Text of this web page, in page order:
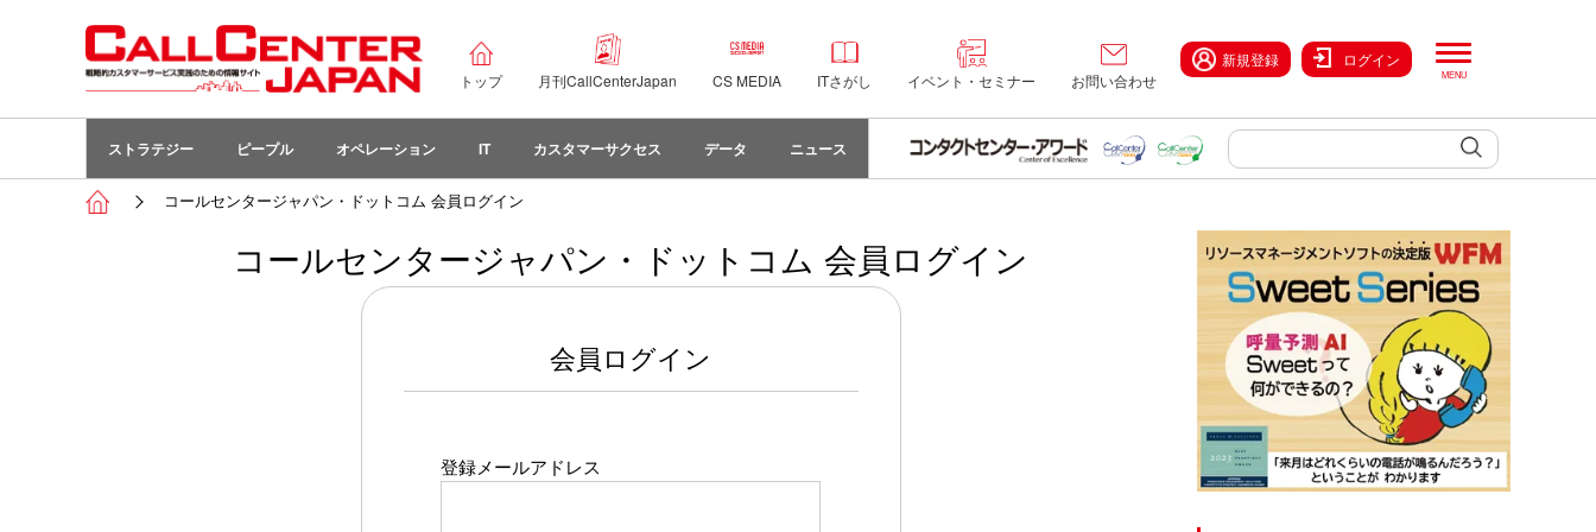
トップ 月刊CallCenterJapan CS MEDIA ITさがし イベント・セミナー お問い合わせ
新規登録 ログイン
ストラテジー ピープル オペレーション IT カスタマーサクセス データ ニュース
コールセンタージャパン・ドットコム 会員ログイン
コールセンタージャパン・ドットコム 会員ログイン
会員ログイン
登録メールアドレス